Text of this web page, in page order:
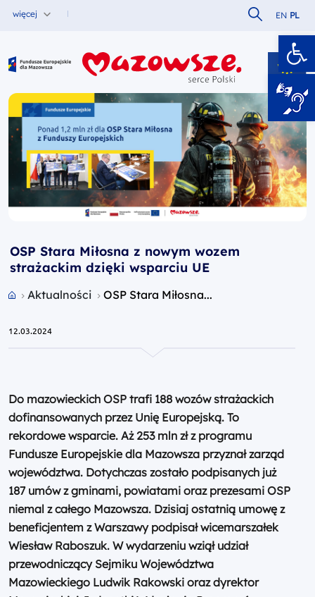
więcej Szukaj w
EN PL
Fundusze Europejskie dla Mazowsza
OSP Stara Miłosna z nowym wozem
strażackim dzięki wsparciu UE
Przejdź do strony głównej portalu
Aktualności OSP Stara Miłosna...
12.03.2024
Do mazowieckich OSP trafi 188 wozów strażackich
dofinansowanych przez Unię Europejską. To
rekordowe wsparcie. Aż 253 mln zł z programu
Fundusze Europejskie dla Mazowsza przyznał zarząd
województwa. Dotychczas zostało podpisanych już
187 umów z gminami, powiatami oraz prezesami OSP
niemal z całego Mazowsza. Dzisiaj ostatnią umowę z
beneficjentem z Warszawy podpisał wicemarszałek
Wiesław Raboszuk. W wydarzeniu wziął udział
przewodniczący Sejmiku Województwa
Mazowieckiego Ludwik Rakowski oraz dyrektor